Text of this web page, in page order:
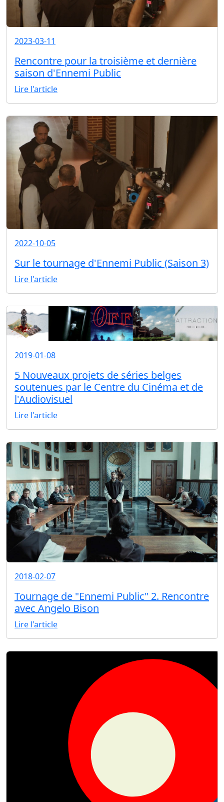
2023-03-11
Rencontre pour la troisième et dernière
saison d'Ennemi Public
Lire l'article
2022-10-05
Sur le tournage d'Ennemi Public (Saison 3)
Lire l'article
2019-01-08
5 Nouveaux projets de séries belges
soutenues par le Centre du Cinéma et de
l'Audiovisuel
Lire l'article
2018-02-07
Tournage de "Ennemi Public" 2. Rencontre
avec Angelo Bison
Lire l'article